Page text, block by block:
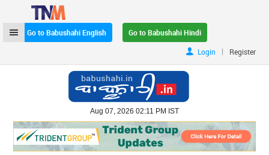
Go to Babushahi English
Go to Babushahi Hindi
Login
| Register
Aug 07, 2026 02:11 PM IST